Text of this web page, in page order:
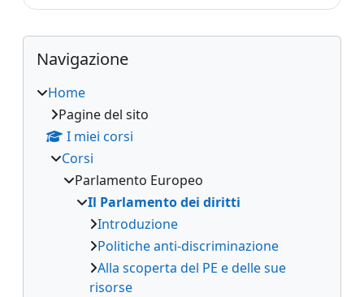
Blocchi
Blocchi supplementari
Salta Navigazione
Navigazione
Home
Pagine del sito
I miei corsi
Corsi
Parlamento Europeo
Il Parlamento dei diritti
Introduzione
Politiche anti-discriminazione
Alla scoperta del PE e delle sue
risorse